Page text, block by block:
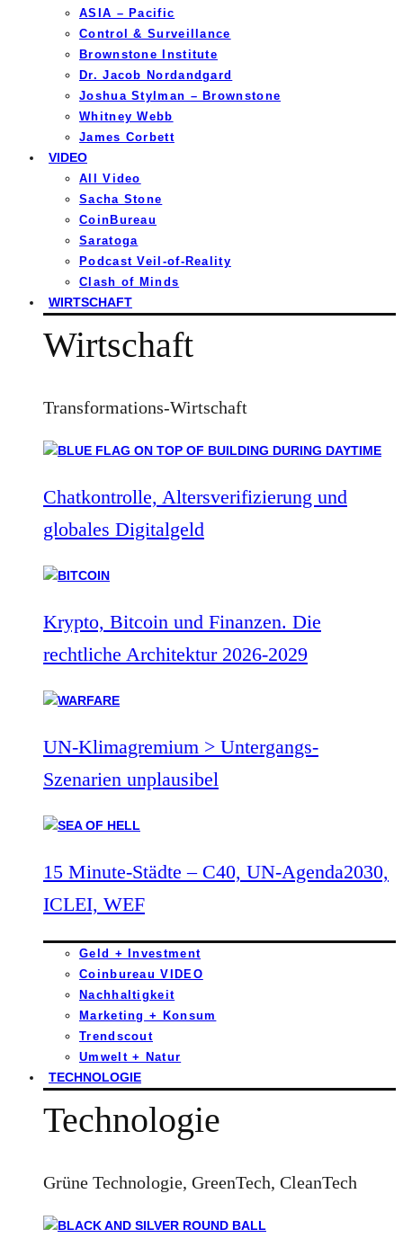
ASIA – Pacific
Control & Surveillance
Brownstone Institute
Dr. Jacob Nordandgard
Joshua Stylman – Brownstone
Whitney Webb
James Corbett
VIDEO
All Video
Sacha Stone
CoinBureau
Saratoga
Podcast Veil-of-Reality
Clash of Minds
WIRTSCHAFT
Wirtschaft
Transformations-Wirtschaft
Chatkontrolle, Altersverifizierung und
globales Digitalgeld
Krypto, Bitcoin und Finanzen. Die
rechtliche Architektur 2026-2029
UN-Klimagremium > Untergangs-
Szenarien unplausibel
15 Minute-Städte – C40, UN-Agenda2030,
ICLEI, WEF
Geld + Investment
Coinbureau VIDEO
Nachhaltigkeit
Marketing + Konsum
Trendscout
Umwelt + Natur
TECHNOLOGIE
Technologie
Grüne Technologie, GreenTech, CleanTech